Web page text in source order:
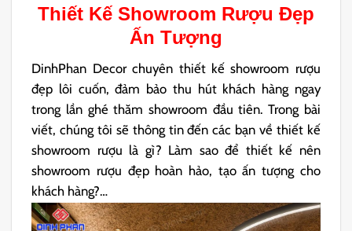
Thiết Kế Showroom Rượu Đẹp
Ấn Tượng
DinhPhan Decor chuyên thiết kế showroom rượu
đẹp lôi cuốn, đảm bảo thu hút khách hàng ngay
trong lần ghé thăm showroom đầu tiên. Trong bài
viết, chúng tôi sẽ thông tin đến các bạn về thiết kế
showroom rượu là gì? Làm sao để thiết kế nên
showroom rượu đẹp hoàn hảo, tạo ấn tượng cho
khách hàng?…